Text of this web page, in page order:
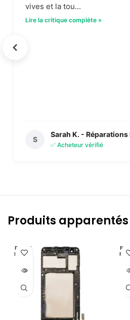
vives et la tou...
Lire la critique complète »
S
Sarah K. - Réparations
✅ Acheteur vérifié
Produits apparentés
RUPTU
RE DE S
RE